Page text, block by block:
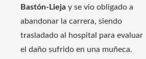
Bastón-Lieja y se vio obligado a
abandonar la carrera, siendo
trasladado al hospital para evaluar
el daño sufrido en una muñeca.